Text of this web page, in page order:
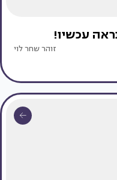
עכשיו!
זוהר שחר לוי